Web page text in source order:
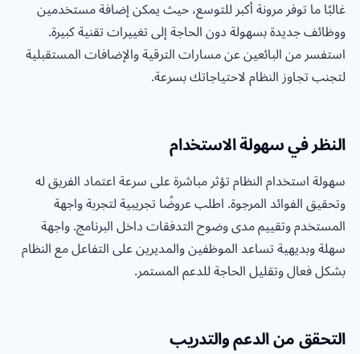
غالبًا ما توفر مرونة أكبر للتوسع، حيث يمكن إضافة مستخدمين
ووظائف جديدة بسهولة دون الحاجة إلى تغييرات تقنية كبيرة.
استفسر من البائعين عن مسارات الترقية والإضافات المستقبلية
لتجنب تجاوز النظام لاحتياجاتك بسرعة.
النظر في سهولة الاستخدام
سهولة استخدام النظام تؤثر مباشرة على سرعة اعتماد الفريق له
وتحقيق الفوائد المرجوة. اطلب عروضًا تجريبية لتجربة واجهة
المستخدم وتقييم مدى وضوح التدفقات داخل البرنامج. واجهة
سهلة وبديهية تساعد الموظفين والمديرين على التفاعل مع النظام
بشكل فعال وتقليل الحاجة للدعم المستمر.
التحقق من الدعم والتدريب